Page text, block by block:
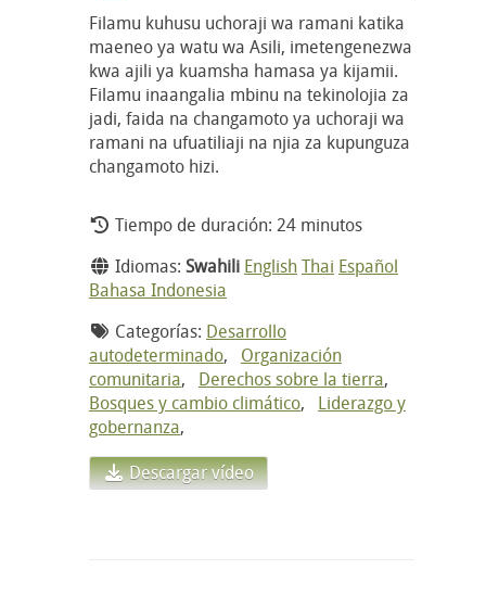
Filamu kuhusu uchoraji wa ramani katika
maeneo ya watu wa Asili, imetengenezwa
kwa ajili ya kuamsha hamasa ya kijamii.
Filamu inaangalia mbinu na tekinolojia za
jadi, faida na changamoto ya uchoraji wa
ramani na ufuatiliaji na njia za kupunguza
changamoto hizi.
Tiempo de duración: 24 minutos
Idiomas: Swahili EnglishThai Español
Bahasa Indonesia
Categorías: Desarrollo
autodeterminado, Organización
comunitaria, Derechos sobre la tierra,
Bosques y cambio climático, Liderazgo y
gobernanza,
Descargar vídeo